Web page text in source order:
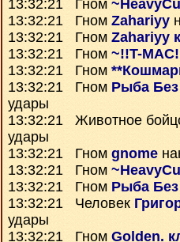
13:32:21 Гном
13:32:21 Гном Zahariyy
13:32:21 Гном Zahariyy
13:32:21 Гном ~!!T-
13:32:21 Гном
13:32:21 Гном Рыба Без
удары
13:32:21 Животное
удары
13:32:21 Гном gnome
13:32:21 Гном
13:32:21 Гном Рыба
13:32:21 Человек
удары
13:32:21 Гном Golden.